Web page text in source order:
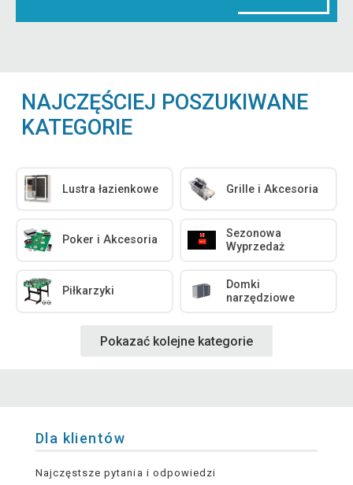
NAJCZĘŚCIEJ POSZUKIWANE
KATEGORIE
Lustra łazienkowe Grille i Akcesoria
Poker i Akcesoria
Sezonowa
Wyprzedaż
Piłkarzyki
Domki
narzędziowe
Pokazać kolejne kategorie
Dla klientów
Najczęstsze pytania i odpowiedzi